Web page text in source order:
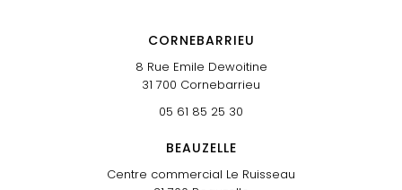
CORNEBARRIEU
8 Rue Emile Dewoitine
31 700 Cornebarrieu
05 61 85 25 30
BEAUZELLE
Centre commercial Le Ruisseau